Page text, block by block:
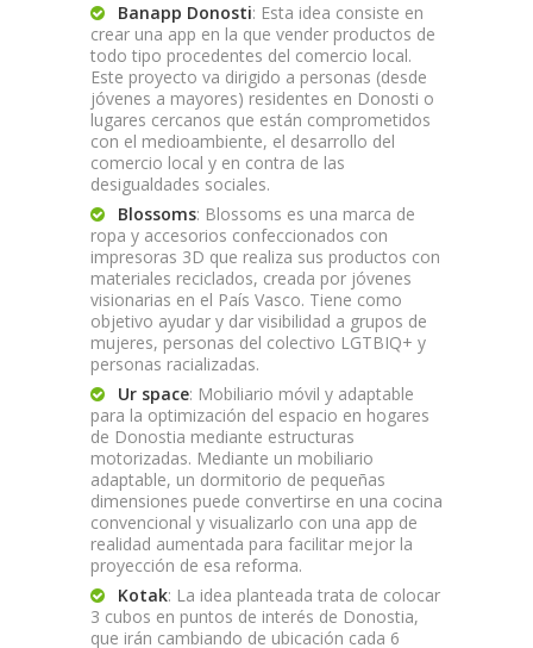
Banapp Donosti: Esta idea consiste en
crear una app en la que vender productos de
todo tipo procedentes del comercio local.
Este proyecto va dirigido a personas (desde
jóvenes a mayores) residentes en Donosti o
lugares cercanos que están comprometidos
con el medioambiente, el desarrollo del
comercio local y en contra de las
desigualdades sociales.
Blossoms: Blossoms es una marca de
ropa y accesorios confeccionados con
impresoras 3D que realiza sus productos con
materiales reciclados, creada por jóvenes
visionarias en el País Vasco. Tiene como
objetivo ayudar y dar visibilidad a grupos de
mujeres, personas del colectivo LGTBIQ+ y
personas racializadas.
Ur space: Mobiliario móvil y adaptable
para la optimización del espacio en hogares
de Donostia mediante estructuras
motorizadas. Mediante un mobiliario
adaptable, un dormitorio de pequeñas
dimensiones puede convertirse en una cocina
convencional y visualizarlo con una app de
realidad aumentada para facilitar mejor la
proyección de esa reforma.
Kotak: La idea planteada trata de colocar
3 cubos en puntos de interés de Donostia,
que irán cambiando de ubicación cada 6